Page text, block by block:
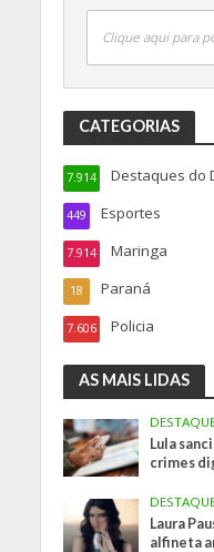
Clique aqui para
CATEGORIAS
Destaques do
7.914
Esportes
449
Maringa
7.914
Paraná
18
Policia
7.606
AS MAIS LIDAS
Lula
crimes
Laura
alfineta